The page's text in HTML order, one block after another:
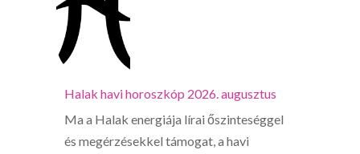
Halak havi horoszkóp 2026. augusztus
Ma a Halak energiája lírai őszinteséggel
és megérzésekkel támogat, a havi